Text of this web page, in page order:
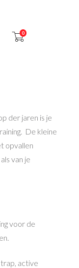
0
der jaren is je
De kleine
opvallen
van je
voor de
active